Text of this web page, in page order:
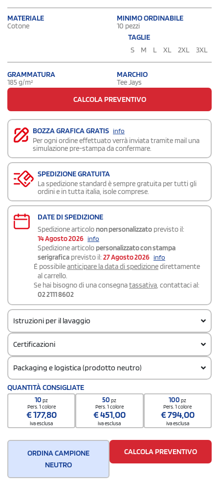
MATERIALE
Cotone
MINIMO ORDINABILE
10 pezzi
TAGLIE
S
M L XL 2XL 3XL
GRAMMATURA
185 g/m²
MARCHIO
Tee Jays
CALCOLA PREVENTIVO
BOZZA GRAFICA GRATIS info
Per ogni ordine effettuato verrà inviata tramite mail una
simulazione pre-stampa da confermare.
SPEDIZIONE GRATUITA
La spedizione standard è sempre gratuita per tutti gli
ordini e in tutta italia, isole comprese.
DATE DI SPEDIZIONE
Spedizione articolo non personalizzato previsto il:
14 Agosto 2026 info
Spedizione articolo personalizzato con stampa
serigrafica previsto il: 27 Agosto 2026 info
É possibileanticipare la data di spedizionedirettamente
al carrello.
Se hai bisogno di una consegnatassativa, contattaci al:
02 2111 8602
Istruzioni per il lavaggio
Certificazioni
Packaging e logistica (prodotto neutro)
Codice doganale
61091000
Quantità per scatola
QUANTITÀ CONSIGLIATE
10pz
Pers. 1 colore
€177,80
iva esclusa
50pz
Pers. 1 colore
€451,00
iva esclusa
100pz
Pers. 1 colore
€794,00
iva esclusa
ORDINA CAMPIONE
NEUTRO
CALCOLA PREVENTIVO